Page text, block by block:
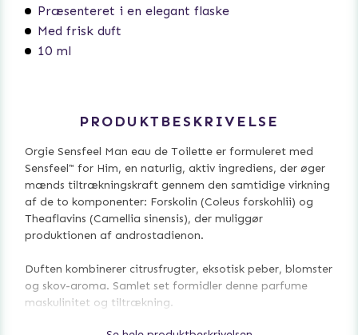
Præsenteret i en elegant flaske
Med frisk duft
10 ml
PRODUKTBESKRIVELSE
Orgie Sensfeel Man eau de Toilette er formuleret med
Sensfeel™ for Him, en naturlig, aktiv ingrediens, der øger
mænds tiltrækningskraft gennem den samtidige virkning
af de to komponenter: Forskolin (Coleus forskohlii) og
Theaflavins (Camellia sinensis), der muliggør
produktionen af androstadienon.
Duften kombinerer citrusfrugter, eksotisk peber, blomster
og skov-aroma. Samlet set formidler denne parfume
maskulinitet og tiltrækning.